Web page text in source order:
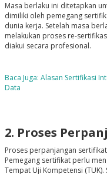
Masa berlaku ini ditetapkan
dimiliki oleh pemegang
dunia kerja. Setelah masa
melakukan proses re-
diakui secara profesional.
Baca Juga: Alasan Sertifikasi
Data
2. Proses
Proses perpanjangan
Pemegang sertifikat perlu
Tempat Uji Kompetensi